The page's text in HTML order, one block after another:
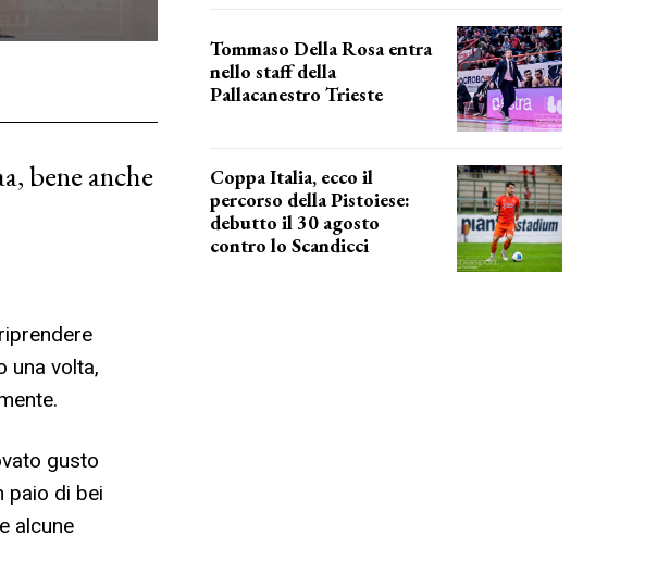
bene anche
una volta,
gusto
paio di bei
alcune
Tommaso Della Rosa entra
nello staff della
Pallacanestro Trieste
Coppa Italia, ecco il
percorso della Pistoiese:
debutto il 30 agosto
contro lo Scandicci